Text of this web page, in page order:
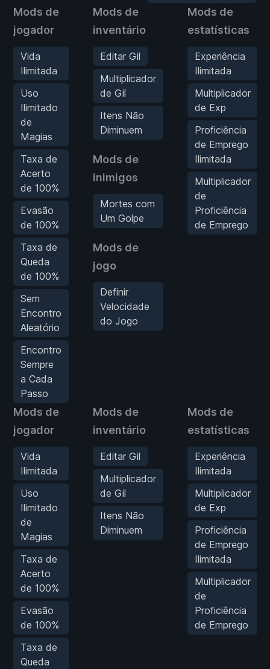
Mods de
jogador
Vida
Ilimitada
Uso
Ilimitado
de
Magias
Taxa de
Acerto
de 100%
Evasão
de 100%
Taxa de
Queda
de 100%
Sem
Encontro
Aleatório
Encontro
Sempre
a Cada
Passo
Mods de
inventário
Editar Gil
Multiplicador
de Gil
Itens Não
Diminuem
Mods de
inimigos
Mortes com
Um Golpe
Mods de
jogo
Definir
Velocidade
do Jogo
Mods de
estatísticas
Experiência
Ilimitada
Multiplicador
de Exp
Proficiência
de Emprego
Ilimitada
Multiplicador
de
Proficiência
de Emprego
Mods de
jogador
Vida
Ilimitada
Uso
Ilimitado
de
Magias
Taxa de
Acerto
de 100%
Evasão
de 100%
Taxa de
Queda
Mods de
inventário
Editar Gil
Multiplicador
de Gil
Itens Não
Diminuem
Mods de
estatísticas
Experiência
Ilimitada
Multiplicador
de Exp
Proficiência
de Emprego
Ilimitada
Multiplicador
de
Proficiência
de Emprego